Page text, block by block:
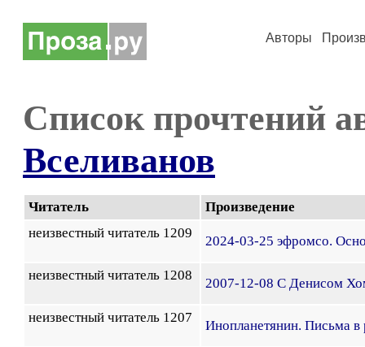
Авторы
Список прочтений
Вселиванов
Читатель
Произведение
неизвестный читатель 1209
2024-03-25 эфромсо.
неизвестный читатель 1208
2007-12-08 С Денисом
неизвестный читатель 1207
Инопланетянин. Письма в